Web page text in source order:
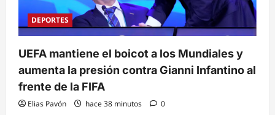
DEPORTES
UEFA mantiene el boicot a los Mundiales y
aumenta la presión contra Gianni Infantino al
frente de la FIFA
Elias Pavón hace 38 minutos 0